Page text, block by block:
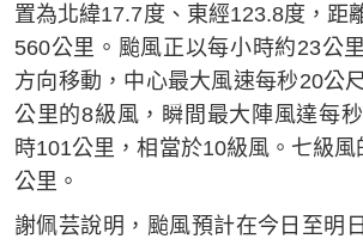
置為北緯17.7度、東經123.8度，距
560公里。颱風正以每小時約23公
方向移動，中心最大風速每秒20公
公里的8級風，瞬間最大陣風達每
時101公里，相當於10級風。七級
公里。
謝佩芸說明，颱風預計在今日至明